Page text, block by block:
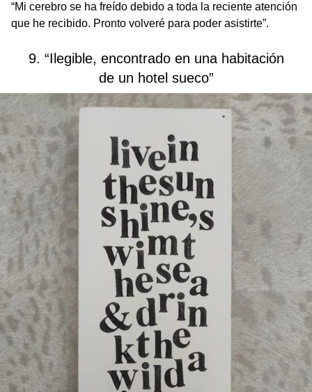
“Mi cerebro se ha freído debido a toda la reciente atención
que he recibido. Pronto volveré para poder asistirte”.
9. “Ilegible, encontrado en una habitación
de un hotel sueco”